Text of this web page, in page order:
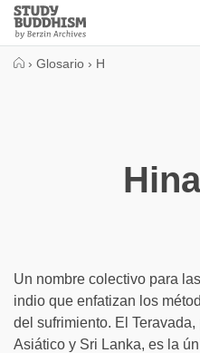
Close
Study
Buddhism
› Glosario › H
Un nombre colectivo para
indio que enfatizan los
del sufrimiento. El
Asiático y Sri Lanka, es la